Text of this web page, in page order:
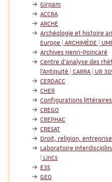
Girpam
ACCRA
ARCHE
Archéologie et histoire
Europe | ARCHIMÈDE |
Archives Henri-Poincaré
Centre d'analyse des
l'Antiquité | CARRA | UR
CERDACC
CHER
Configurations littéraires
CREGO
CREPHAC
CRESAT
Droit, religion, entreprise
Laboratoire
| LinCs
E3S
GEO